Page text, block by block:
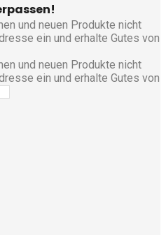
und neuen Produkte nicht
ein und erhalte Gutes von
und neuen Produkte nicht
ein und erhalte Gutes von